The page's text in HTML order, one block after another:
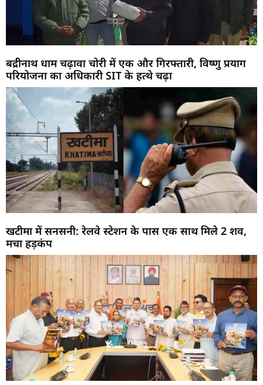
बद्रीनाथ धाम चढ़ावा चोरी में एक और गिरफ्तारी, विष्णु प्रयाग
परियोजना का अधिकारी SIT के हत्थे चढ़ा
खटीमा में सनसनी: रेलवे स्टेशन के पास एक साथ मिले 2 शव,
मचा हड़कंप